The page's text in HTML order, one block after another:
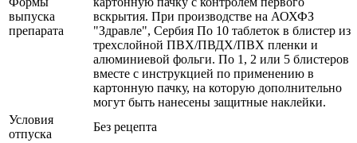
выпуска
препарата
вскрытия. При производстве на АОХФЗ
"Здравле", Сербия По 10 таблеток в блистер из
трехслойной ПВХ/ПВДХ/ПВХ пленки и
алюминиевой фольги. По 1, 2 или 5 блистеров
вместе с инструкцией по применению в
картонную пачку, на которую дополнительно
могут быть нанесены защитные наклейки.
Условия
отпуска
Без рецепта